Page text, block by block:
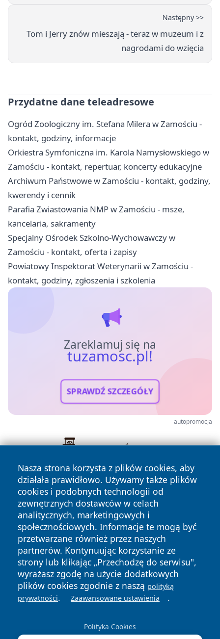
Następny >>
Tom i Jerry znów mieszają - teraz w muzeum i z
nagrodami do wzięcia
Przydatne dane teleadresowe
Ogród Zoologiczny im. Stefana Milera w Zamościu -
kontakt, godziny, informacje
Orkiestra Symfoniczna im. Karola Namysłowskiego w
Zamościu - kontakt, repertuar, koncerty edukacyjne
Archiwum Państwowe w Zamościu - kontakt, godziny,
kwerendy i cennik
Parafia Zwiastowania NMP w Zamościu - msze,
kancelaria, sakramenty
Specjalny Ośrodek Szkolno-Wychowawczy w
Zamościu - kontakt, oferta i zapisy
Powiatowy Inspektorat Weterynarii w Zamościu -
kontakt, godziny, zgłoszenia i szkolenia
Zareklamuj się na
tuzamosc.pl!
SPRAWDŹ SZCZEGÓŁY
autopromocja
Nasza strona korzysta z plików cookies, aby
działała prawidłowo. Używamy także plików
cookies i podobnych technologii od
zewnętrznych dostawców w celach
analitycznych, marketingowych i
społecznościowych. Informacje te mogą być
przetwarzane również przez naszych
partnerów. Kontynuując korzystanie ze
strony lub klikając „Przechodzę do serwisu",
wyrażasz zgodę na użycie dodatkowych
plików cookies zgodnie z naszą polityką
prywatności. Zaawansowane ustawienia .
Polityka Cookies
Copyright © 2026 tuzamosc.pl Wszystkie prawa zastrzeżone.
News Autorzy
Polityka
Prywatności
Polityka
Cookies